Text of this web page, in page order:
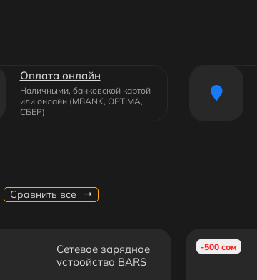
Оплата онлайн
Наличными, банковской картой
или онлайн (MBANK, OPTIMA,
СБЕР)
Сравнить все
Сетевое зарядное
устройство BARS
-500 сом